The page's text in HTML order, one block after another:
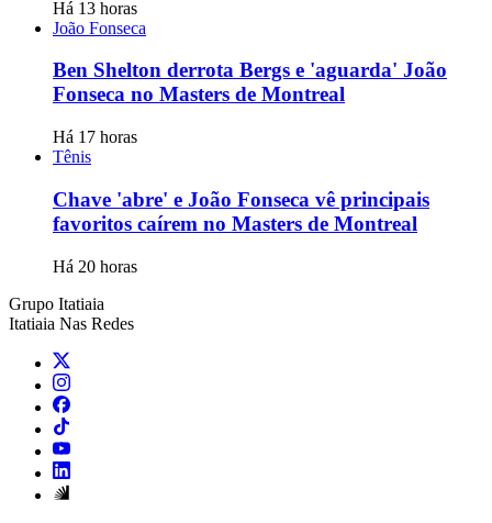
Há 13 horas
João Fonseca
Ben Shelton derrota Bergs e 'aguarda' João
Fonseca no Masters de Montreal
Há 17 horas
Tênis
Chave 'abre' e João Fonseca vê principais
favoritos caírem no Masters de Montreal
Há 20 horas
Grupo Itatiaia
Itatiaia Nas Redes